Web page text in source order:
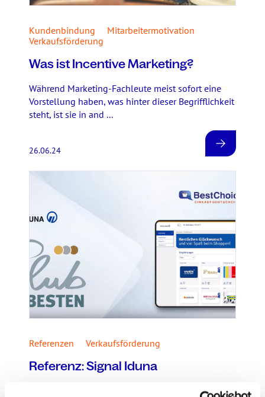
Kundenbindung
Mitarbeitermotivation
Verkaufsförderung
Was ist Incentive Marketing?
Während Marketing-Fachleute meist sofort eine
Vorstellung haben, was hinter dieser Begrifflichkeit
steht, ist sie in and ...
26.06.24
Referenzen Verkaufsförderung
Referenz: Signal Iduna
Herausforderung:Die SIGNAL IDUNA Versicherung